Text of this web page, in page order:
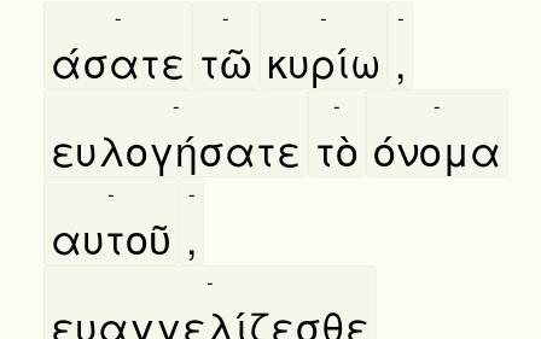
άσατε
-
τῶ
-
κυρίω
-
,
-
ευλογήσατε
-
τὸ
-
όνομα
-
αυτοῦ
-
,
-
ευαγγελίζεσθε
-